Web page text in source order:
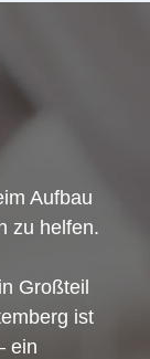
Aufbau
zu helfen.
Großteil
ist
ein